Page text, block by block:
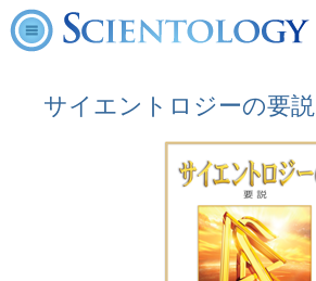
サイエントロジーの要説